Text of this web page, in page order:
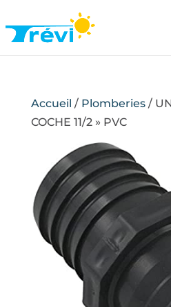
Accueil / Plomberies/
COCHE 11/2 » PVC